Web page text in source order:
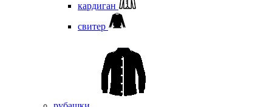
кардиган
свитер